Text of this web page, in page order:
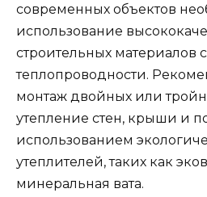
современных объектов
использование
строительных материалов
теплопроводности.
монтаж двойных или
утепление стен, крыши и
использованием
утеплителей, таких как
минеральная вата.